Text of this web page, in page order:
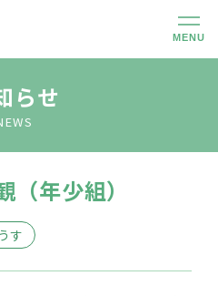
MENU
と
らせ
年少組）
す